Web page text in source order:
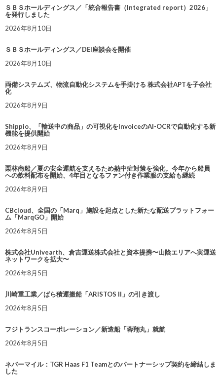
ＳＢＳホールディングス／「統合報告書（Integrated report）2026」
を発行しました
2026年8月10日
ＳＢＳホールディングス／DEI座談会を開催
2026年8月10日
両備システムズ、物流自動化システムを手掛ける 株式会社APTを子会社
化
2026年8月9日
Shippio、「輸送中の商品」の可視化をInvoiceのAI-OCRで自動化する新
機能を提供開始
2026年8月9日
栗林商船／夏の安全運航を支えるため熱中症対策を強化。今年から船員
への飲料配布を開始、4年目となるファン付き作業服の支給も継続
2026年8月9日
CBcloud、全国の「Marq」施設を起点とした新たな配送プラットフォー
ム「MarqGO」開始
2026年8月5日
株式会社Univearth、倉吉運送株式会社と資本提携〜山陰エリアへ実運送
ネットワークを拡大〜
2026年8月5日
川崎重工業／ばら積運搬船「ARISTOS II」の引き渡し
2026年8月5日
フジトランスコーポレーション／新造船「蓉翔丸」就航
2026年8月5日
ネバーマイル：TGR Haas F1 Teamとのパートナーシップ契約を締結しま
した